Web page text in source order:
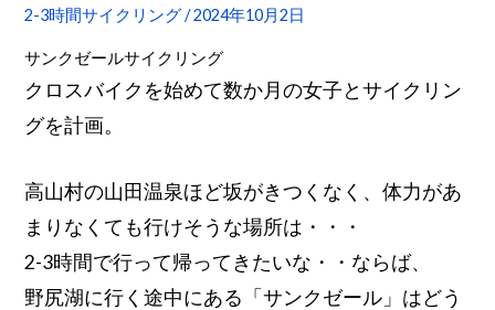
2-3時間サイクリング/2024年10月2日
サンクゼールサイクリング
クロスバイクを始めて数か月の女子とサイクリン
グを計画。
高山村の山田温泉ほど坂がきつくなく、体力があ
まりなくても行けそうな場所は・・・
2-3時間で行って帰ってきたいな・・ならば、
野尻湖に行く途中にある「サンクゼール」はどう